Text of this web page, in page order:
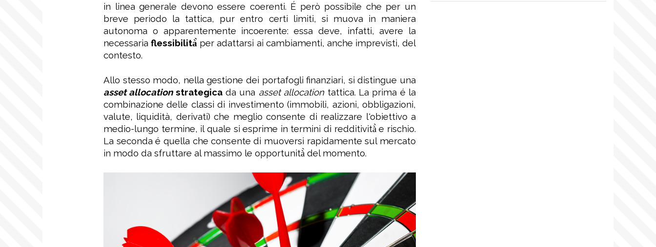
in linea generale devono essere coerenti. É però possibile che per un
breve periodo la tattica, pur entro certi limiti, si muova in maniera
autonoma o apparentemente incoerente: essa deve, infatti, avere la
necessariaflessibilità̀ per adattarsi ai cambiamenti, anche imprevisti, del
contesto.
Allo stesso modo, nella gestione dei portafogli finanziari, si distingue una
asset allocationstrategicada una asset allocationtattica. La prima é la
combinazione delle classi di investimento (immobili, azioni, obbligazioni,
valute, liquidità, derivati) che meglio consente di realizzare l'obiettivo a
medio-lungo termine, il quale si esprime in termini di redditività̀ e rischio.
La seconda é quella che consente di muoversi rapidamente sul mercato
in modo da sfruttare al massimo le opportunità̀ del momento.